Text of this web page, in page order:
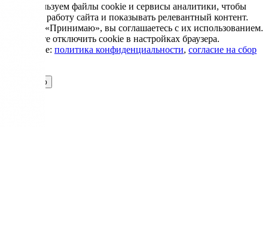
Мы используем файлы cookie и сервисы аналитики, чтобы
улучшить работу сайта и показывать релевантный контент.
Нажимая «Принимаю», вы соглашаетесь с их использованием.
Вы можете отключить cookie в настройках браузера.
Подробнее: политика конфиденциальности, согласие на сбор
Принимаю